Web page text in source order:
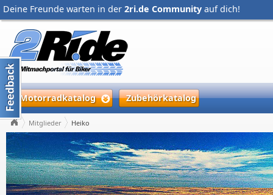
Deine Freunde warten in der 2ri.de Community auf dich!
Motorradkatalog Zubehörkatalog
Mitglieder Heiko